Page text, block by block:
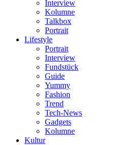
Interview
Kolumne
Talkbox
Portrait
Lifestyle
Portrait
Interview
Fundstück
Guide
Yummy
Fashion
Trend
Tech-News
Gadgets
Kolumne
Kultur